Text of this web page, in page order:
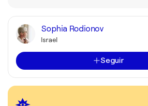
Sophia Rodionov
Israel
Seguir